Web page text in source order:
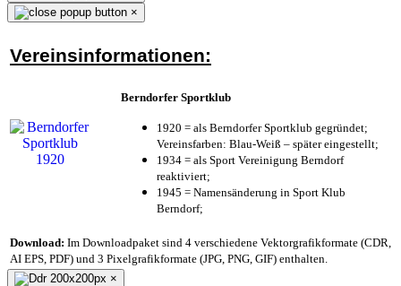
×
Vereinsinformationen:
Berndorfer Sportklub
1920 = als Berndorfer Sportklub gegründet;
Vereinsfarben: Blau-Weiß – später eingestellt;
1934 = als Sport Vereinigung Berndorf
reaktiviert;
1945 = Namensänderung in Sport Klub
Berndorf;
Download: Im Downloadpaket sind 4 verschiedene Vektorgrafikformate (CDR,
AI EPS, PDF) und 3 Pixelgrafikformate (JPG, PNG, GIF) enthalten.
×